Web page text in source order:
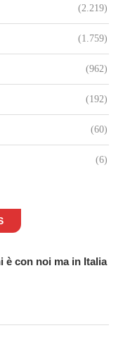
(2.219)
(1.759)
(962)
(192)
(60)
(6)
è con noi ma in Italia